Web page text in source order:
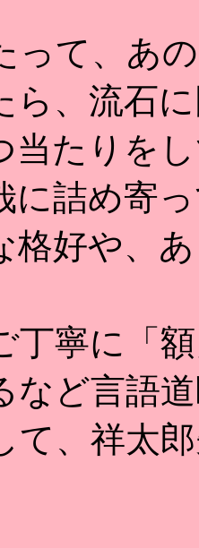
って、あ
ら、流石
当たりを
に詰め寄
格好や、
丁寧に「
など言語
て、祥太